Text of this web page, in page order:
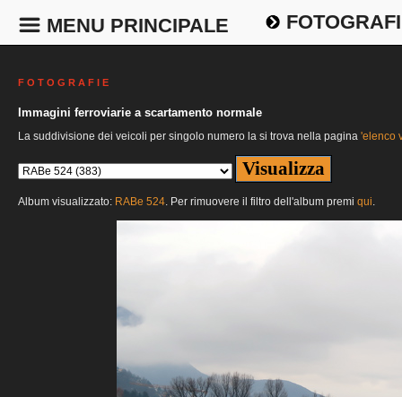
MENU PRINCIPALE
F O T O G R A F I E
Immagini ferroviarie a scartamento normale
La suddivisione dei veicoli per singolo numero la si trova nella pagina 'elenco
Album visualizzato: RABe 524. Per rimuovere il filtro dell'album premi qui.